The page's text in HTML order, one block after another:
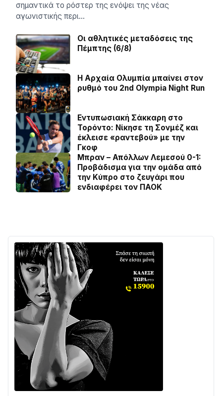
σημαντικά το ρόστερ της ενόψει της νέας
αγωνιστικής περι…
Οι αθλητικές μεταδόσεις της
Πέμπτης (6/8)
Η Αρχαία Ολυμπία μπαίνει στον
ρυθμό του 2nd Olympia Night Run
Εντυπωσιακή Σάκκαρη στο
Τορόντο: Νίκησε τη Σονμέζ και
έκλεισε «ραντεβού» με την
Γκοφ
Μπραν – Απόλλων Λεμεσού 0-1:
Προβάδισμα για την ομάδα από
την Κύπρο στο ζευγάρι που
ενδιαφέρει τον ΠΑΟΚ